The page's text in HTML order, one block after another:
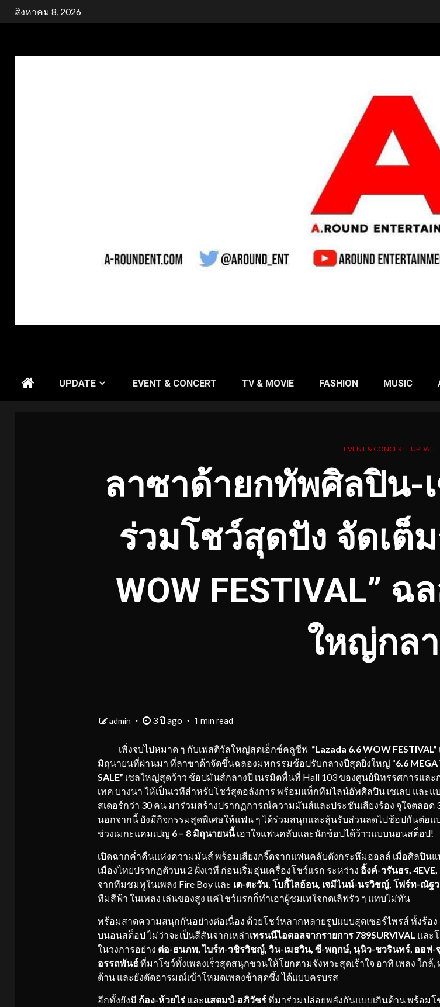
Skipสิงหาคม 8, 2026
UPDATE EVENT & CONCERT TV & MOVIE FASHION MUSIC
EVENT & CONCERT UPDATE
ลาซาด้ายกทัพศิลปิน-
ร่วมโชว์สุดปัง จัดเต็
WOW FESTIVAL”
ใหญ่กล
admin 3 ปี ago 1 min read
เพิ่งจบไปหมาด ๆ กับเฟสติวัลใหญ่สุดเอ็กซ์คลูซีฟ “Lazada 6.6 WOW FESTIVAL”
มิถุนายนที่ผ่านมา ที่ลาซาด้าจัดขึ้นฉลองมหกรรมช้อปรับกลางปีสุดยิ่งใหญ่ “6.6
SALE” เซลใหญ่สุดว้าว ช้อปมันส์กลางปี เนรมิตพื้นที่ Hall 103 ของศูนย์นิทรรศการและ
เทค บางนา ให้เป็นเวทีสำหรับโชว์สุดอลังการ พร้อมแท็กทีมไลน์อัพศิลปิน เซเลบ และ
สเดอร์กว่า 30 คน มาร่วมสร้างปรากฏการณ์ความมันส์และประชันเสียงร้อง จุใจตลอด
นอกจากนี้ ยังมีกิจกรรมสุดพิเศษให้แฟน ๆ ได้ร่วมสนุกและลุ้นรับส่วนลดไปช้อปกันต่อ
ช่วงเมกะแคมเปญ 6 – 8 มิถุนายนนี้เอาใจแฟนคลับและนักช้อปได้ว้าวแบบนอนสต็อป!
เปิดฉากค่ำคืนแห่งความมันส์ พร้อมเสียงกรี๊ดจากแฟนคลับดังกระหึ่มฮอลล์ เมื่อศิลปิน
เมืองไทยปรากฏตัวบน 2 ฝั่งเวที ก่อนเริ่มอุ่นเครื่องโชว์แรก ระหว่าง อิ้งค์-วรันธร,
จากทีมชมพูในเพลง Fire Boy และ เต-ตะวัน, โบกี้ไลอ้อน, เจมีไนน์-นรวิชญ์, โฟร์ท-ณัฐ
ทีมสีฟ้า ในเพลง เล่นของสูง แค่โชว์แรกก็ทำเอาผู้ชมเทใจกดเลิฟรัว ๆ แทบไม่ทัน
พร้อมสาดความสนุกกันอย่างต่อเนื่อง ด้วยโชว์หลากหลายรูปแบบสุดเซอร์ไพรส์ ทั้งร้อง
บนอนสต็อป ไม่ว่าจะเป็นสีสันจากเหล่าเทรนนีไอดอลจากรายการ 789SURVIVAL และ
ในวงการอย่าง ต่อ-ธนภพ, ไบร์ท-วชิรวิชญ์, วิน-เมธวิน, ซี-พฤกษ์, นุนิว-ชวรินทร์, ออฟ-
อรรถพันธ์ที่มาโชว์ทั้งเพลงเร็วสุดสนุกชวนให้โยกตามจังหวะสุดเร้าใจ อาทิ เพลง ใกล้,
ต้าน และยังตัดอารมณ์เข้าโหมดเพลงช้าสุดซึ้ง ได้แบบครบรส
อีกทั้งยังมี ก้อง-ห้วยไร่ และแสตมป์-อภิวัชร์ที่มาร่วมปล่อยพลังกันแบบเกินต้าน พร้อมโ